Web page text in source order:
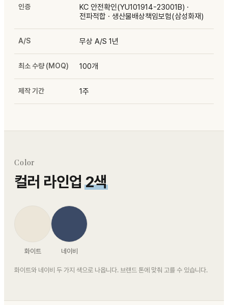
인증
KC 안전확인(YU101914-23001B) ·
전파적합 · 생산물배상책임보험(삼성화재)
A/S 무상 A/S 1년
최소 수량 (MOQ) 100개
제작 기간 1주
Color
컬러 라인업2색
화이트 네이비
화이트와 네이비 두 가지 색으로 나옵니다. 브랜드 톤에 맞춰 고를 수 있습니다.